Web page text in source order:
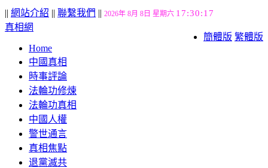
|| 網站介紹 || 聯繫我們 || 2026年 8月 8日 星期六 17:30:17
簡體版 繁體版
真相網
Home
中國真相
時事評論
法輪功修煉
法輪功真相
中國人權
警世通言
真相焦點
退黨滅共